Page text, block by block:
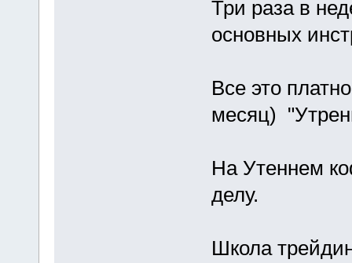
Три раза в
основных
Все это
месяц)
На Утеннем
делу.
Школа